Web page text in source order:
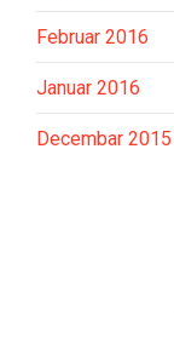
Februar 2016
Januar 2016
Decembar 2015